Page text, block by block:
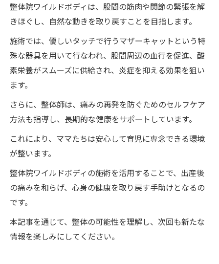
整体院ワイルドボディは、股間の筋肉や関節の緊張を解
きほぐし、自然な動きを取り戻すことを目指します。
施術では、優しいタッチで行うマザーキャットという特
殊な器具を用いて行なわれ、股間周辺の血行を促進、酸
素栄養がスムーズに供給され、炎症を抑える効果を狙い
ます。
さらに、整体師は、痛みの再発を防ぐためのセルフケア
方法も指導し、長期的な健康をサポートしています。
これにより、ママたちは安心して育児に専念できる環境
が整います。
整体院ワイルドボディの施術を活用することで、出産後
の痛みを和らげ、心身の健康を取り戻す手助けとなるの
です。
本記事を通じて、整体の可能性を理解し、次回も新たな
情報を楽しみにしてください。